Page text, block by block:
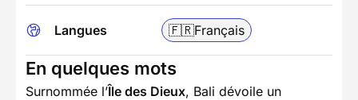
Langues 🇫🇷Français
En quelques mots
Surnommée l’Île des Dieux, Bali dévoile un